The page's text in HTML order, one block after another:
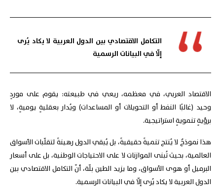
التكامل الاقتصادي بين الدول العربية لا يكاد يُرى
إلّا في البيانات الرسمية
الاقتصاد العربي، في معظمه، ريعي في طبيعته: يقوم على موردٍ
وحيد (غالبًا النفط أو التحويلات أو المساعدات) ويُدار بعقليةٍ يوميةٍ، لا
برؤيةٍ تنمويةٍ استراتيجية.
هذا نموذجٌ لا يُنتج تنميةً حقيقيةً، بل يُبقي الدول رهينةً لتقلّبات الأسواق
العالمية، بحيث تُبنى الموازنات لا على الاحتياجات الوطنية، بل على أسعار
البرميل أو هوى الأسواق، وما يزيد الطين بلّة، أنّ التكامل الاقتصادي بين
الدول العربية لا يكاد يُرى إلّا في البيانات الرسمية.